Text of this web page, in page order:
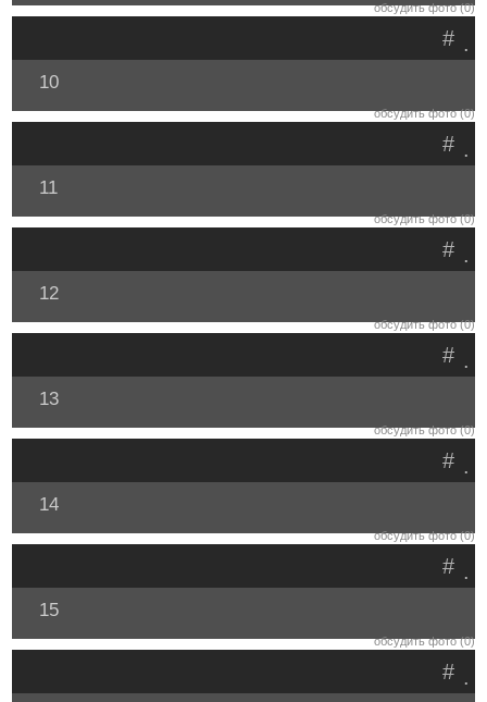
обсудить фото (0)
.
#
10
обсудить фото (0)
.
#
11
обсудить фото (0)
.
#
12
обсудить фото (0)
.
#
13
обсудить фото (0)
.
#
14
обсудить фото (0)
.
#
15
обсудить фото (0)
.
#